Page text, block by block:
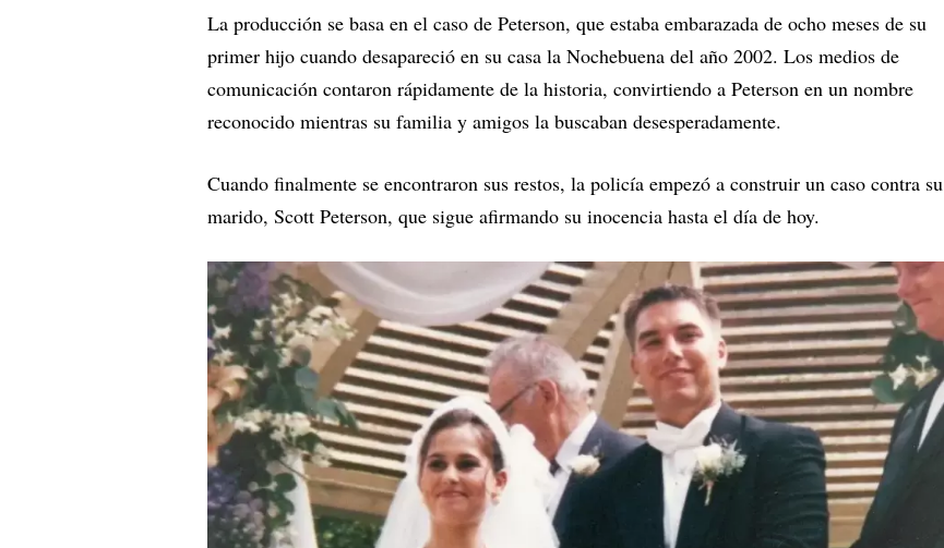
La producción se basa en el caso de Peterson, que estaba embarazada de ocho meses de su
primer hijo cuando desapareció en su casa la Nochebuena del año 2002. Los medios de
comunicación contaron rápidamente de la historia, convirtiendo a Peterson en un nombre
reconocido mientras su familia y amigos la buscaban desesperadamente.
Cuando finalmente se encontraron sus restos, la policía empezó a construir un caso contra su
marido, Scott Peterson, que sigue afirmando su inocencia hasta el día de hoy.